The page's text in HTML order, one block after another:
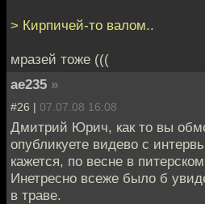
> Кирпичей-то валом..
мразей тоже (((
ae235 »
#26 | 07.07.08 16:08
Дмитрий Юрич, как то вы
опубликуете видево с
кажется, по весне в
Инетресно всеже было б
в траве.